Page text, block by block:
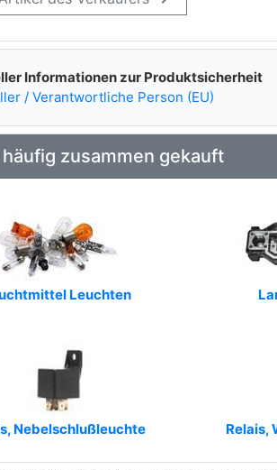
Informationen zur Produktsicherheit
/ Verantwortliche Person (EU)
zusammen gekauft
Leuchten
Nebelschlußleuchte Relais,